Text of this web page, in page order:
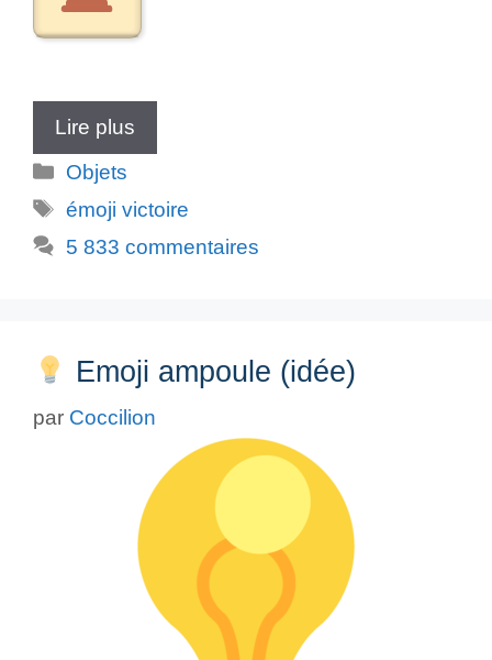
Lire plus
Catégories
Objets
Étiquettes
émoji victoire
5 833 commentaires
Emoji ampoule (idée)
par Coccilion